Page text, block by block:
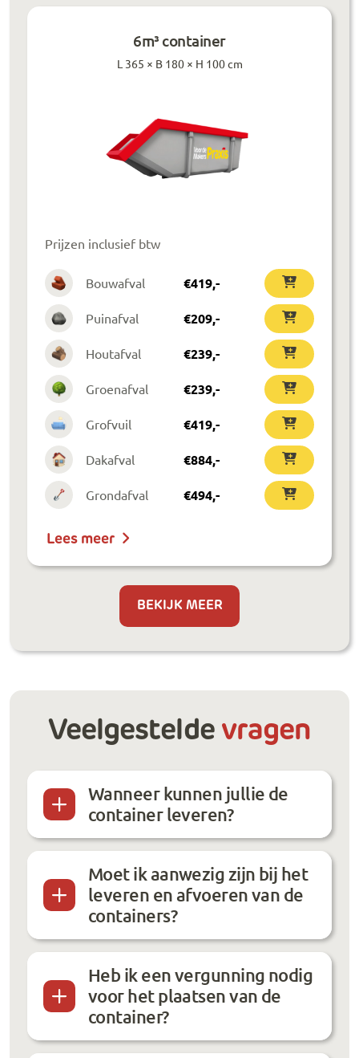
6m³ container
L 365 × B 180 × H 100 cm
Prijzen inclusief btw
Bouwafval €419,-
Puinafval €209,-
Houtafval €239,-
Groenafval €239,-
Grofvuil €419,-
Dakafval €884,-
Grondafval €494,-
Lees meer
BEKIJK MEER
Veelgestelde vragen
Wanneer kunnen jullie de
container leveren?
Moet ik aanwezig zijn bij het
leveren en afvoeren van de
containers?
Heb ik een vergunning nodig
voor het plaatsen van de
container?